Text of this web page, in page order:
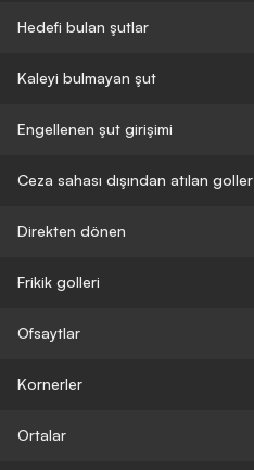
Hedefi bulan şutlar
Kaleyi bulmayan şut
Engellenen şut girişimi
Ceza sahası dışından atılan goller
Direkten dönen
Frikik golleri
Ofsaytlar
Kornerler
Ortalar